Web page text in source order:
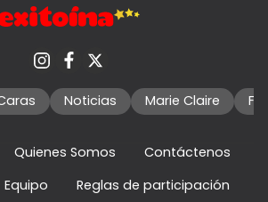
Noticias Marie Claire
Quienes Somos
Contáctenos
Equipo Reglas de participación